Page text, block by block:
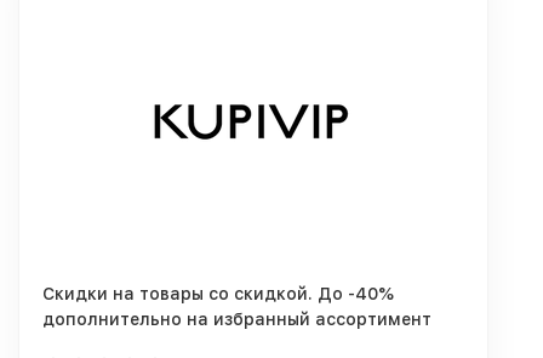
Скидки на товары со скидкой. До -40%
дополнительно на избранный ассортимент